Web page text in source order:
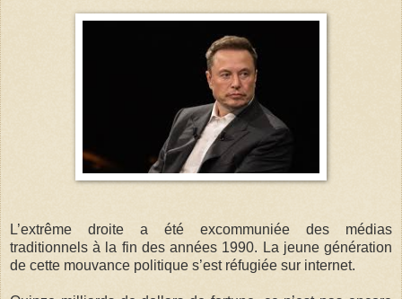
L’extrême droite a été excommuniée des médias
traditionnels à la fin des années 1990. La jeune génération
de cette mouvance politique s’est réfugiée sur internet.